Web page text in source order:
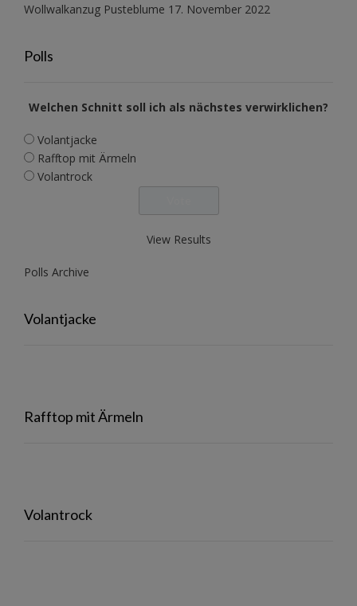
Wollwalkanzug Pusteblume 17. November 2022
Polls
Welchen Schnitt soll ich als nächstes verwirklichen?
Volantjacke
Rafftop mit Ärmeln
Volantrock
View Results
Polls Archive
Volantjacke
Rafftop mit Ärmeln
Volantrock